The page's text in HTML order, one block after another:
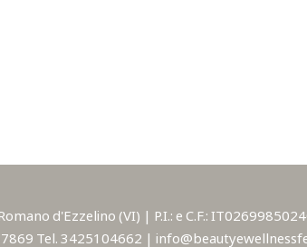
d'Ezzelino (VI) | P.I.: e C.F.:
Tel. 3425104662 |